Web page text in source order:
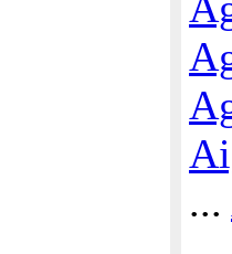
...